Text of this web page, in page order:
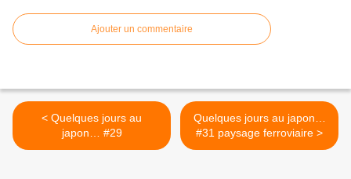
Ajouter un commentaire
< Quelques jours au
japon… #29
Quelques jours au japon…
#31 paysage ferroviaire >